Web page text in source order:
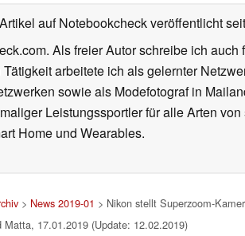
auf Notebookcheck veröffentlicht
Als freier Autor schreibe ich
arbeitete ich als gelernter
sowie als Modefotograf in
Leistungssportler für alle Arten
Home und Wearables.
> News 2019-01 > Nikon stellt Superzoom-
Matta, 17.01.2019 (Update: 12.02.2019)